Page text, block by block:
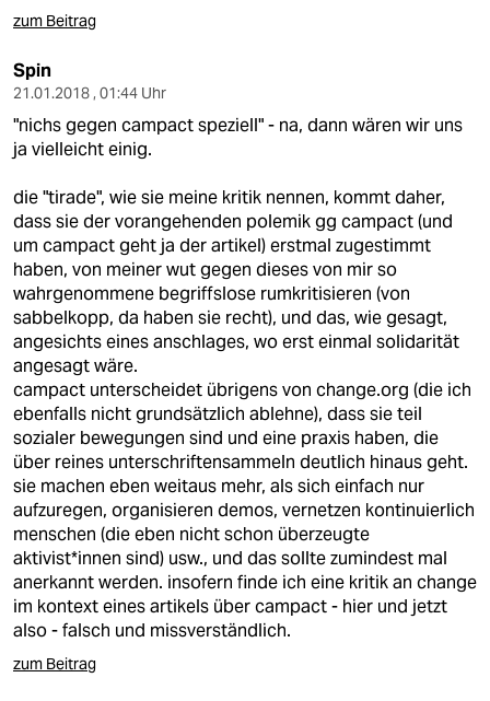
zum Beitrag
Spin
21.01.2018 , 01:44 Uhr
"nichs gegen campact speziell" - na, dann wären wir uns
ja vielleicht einig.
die "tirade", wie sie meine kritik nennen, kommt daher,
dass sie der vorangehenden polemik gg campact (und
um campact geht ja der artikel) erstmal zugestimmt
haben, von meiner wut gegen dieses von mir so
wahrgenommene begriffslose rumkritisieren (von
sabbelkopp, da haben sie recht), und das, wie gesagt,
angesichts eines anschlages, wo erst einmal solidarität
angesagt wäre.
campact unterscheidet übrigens von change.org (die ich
ebenfalls nicht grundsätzlich ablehne), dass sie teil
sozialer bewegungen sind und eine praxis haben, die
über reines unterschriftensammeln deutlich hinaus geht.
sie machen eben weitaus mehr, als sich einfach nur
aufzuregen, organisieren demos, vernetzen kontinuierlich
menschen (die eben nicht schon überzeugte
aktivist*innen sind) usw., und das sollte zumindest mal
anerkannt werden. insofern finde ich eine kritik an change
im kontext eines artikels über campact - hier und jetzt
also - falsch und missverständlich.
zum Beitrag